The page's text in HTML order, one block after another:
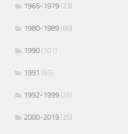
1965-1979 (23)
1980-1989 (60)
1990 (101)
1991 (65)
1992-1999 (26)
2000-2019 (25)